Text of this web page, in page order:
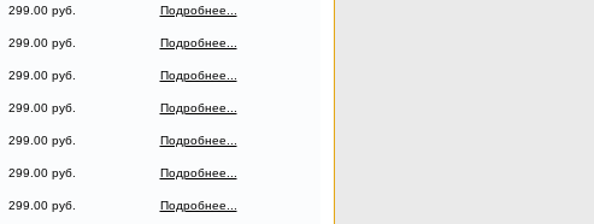
299.00 руб.
Подробнее...
299.00 руб.
Подробнее...
299.00 руб.
Подробнее...
299.00 руб.
Подробнее...
299.00 руб.
Подробнее...
299.00 руб.
Подробнее...
299.00 руб.
Подробнее...